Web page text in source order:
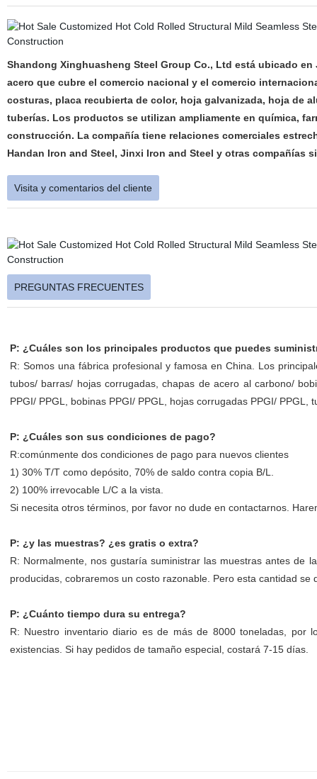
Shandong Xinghuasheng Steel Group Co., Ltd está ubicado
acero que cubre el comercio nacional y el comercio
costuras, placa recubierta de color, hoja galvanizada, hoja de
tuberías. Los productos se utilizan ampliamente en química,
construcción. La compañía tiene relaciones comerciales
Handan Iron and Steel, Jinxi Iron and Steel y otras compañías
Visita y comentarios del cliente
PREGUNTAS FRECUENTES
P: ¿Cuáles son los principales productos que puedes
R: Somos una fábrica profesional y famosa en China. Los
tubos/ barras/ hojas corrugadas, chapas de acero al carbono/
PPGI/ PPGL, bobinas PPGI/ PPGL, hojas corrugadas PPGI/
P: ¿Cuáles son sus condiciones de pago?
R:comúnmente dos condiciones de pago para nuevos clientes
1) 30% T/T como depósito, 70% de saldo contra copia B/L.
2) 100% irrevocable L/C a la vista.
Si necesita otros términos, por favor no dude en contactarnos.
P: ¿y las muestras? ¿es gratis o extra?
R: Normalmente, nos gustaría suministrar las muestras antes de
producidas, cobraremos un costo razonable. Pero esta cantidad
P: ¿Cuánto tiempo dura su entrega?
R: Nuestro inventario diario es de más de 8000 toneladas, por
existencias. Si hay pedidos de tamaño especial, costará 7-15 días.